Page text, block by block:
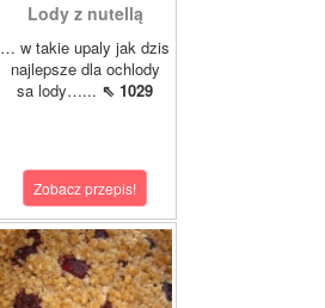
Lody z nutellą
… w takie upaly jak dzis
najlepsze dla ochlody
sa lody…... ⇖ 1029
Zobacz przepis!